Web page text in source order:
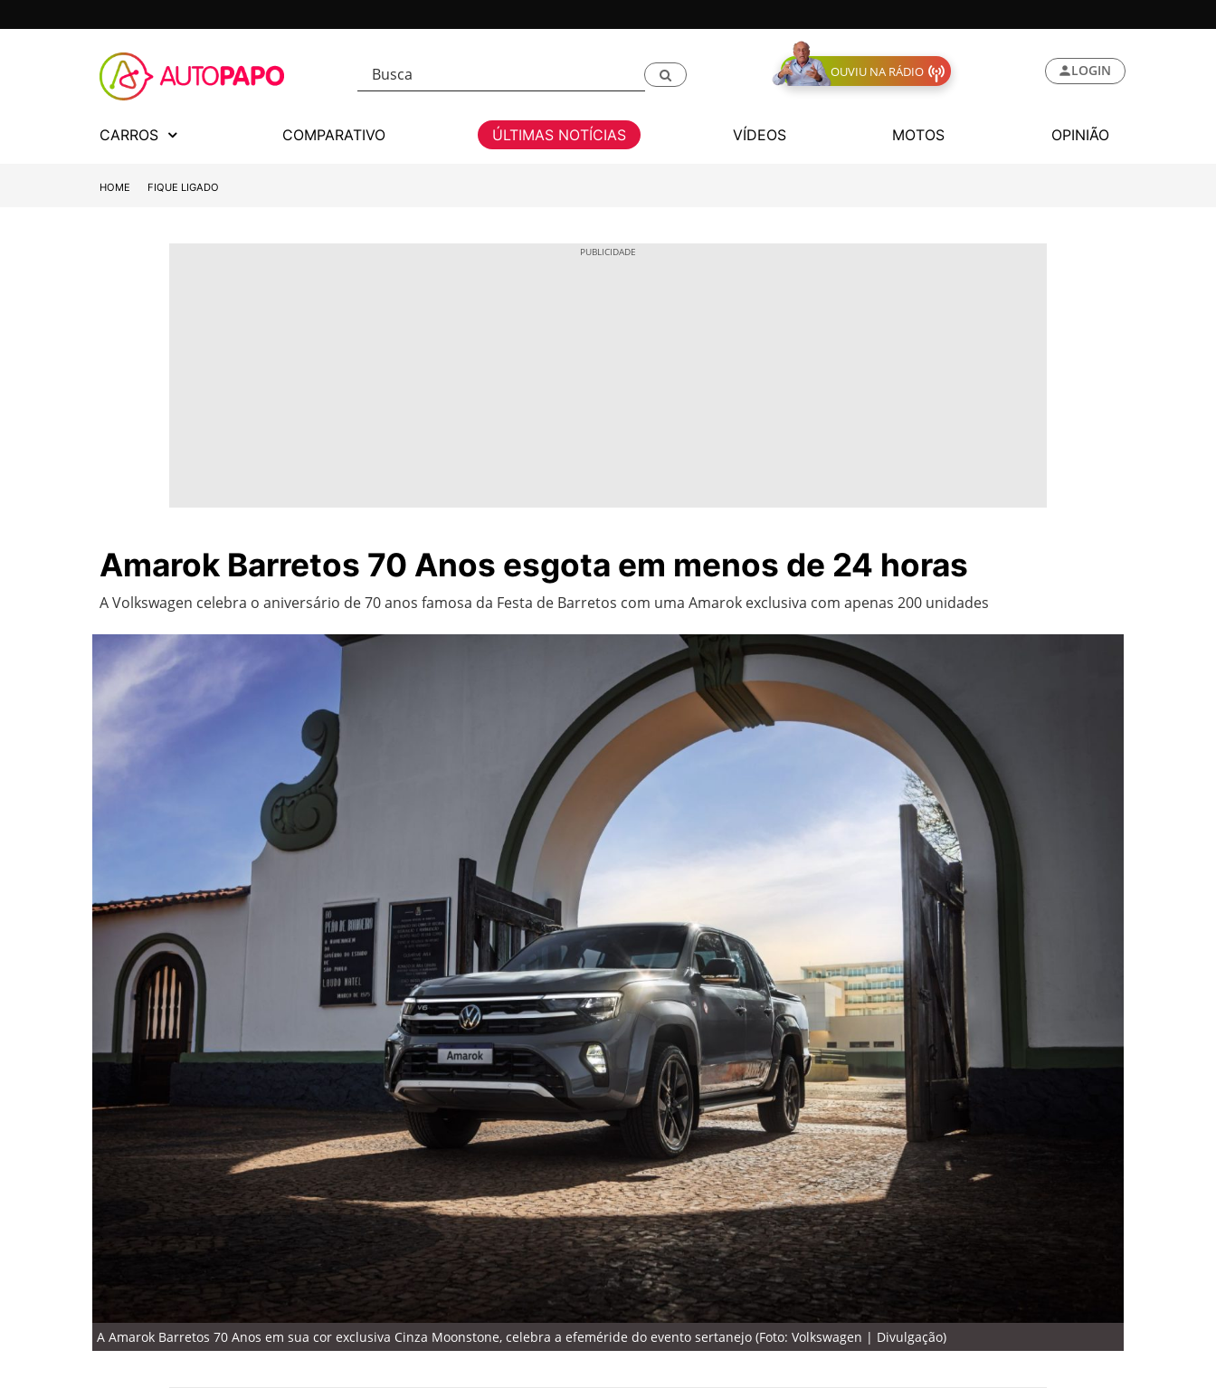
OUVIU NA RÁDIO LOGIN
CARROS COMPARATIVO ÚLTIMAS NOTÍCIAS VÍDEOS MOTOS OPINIÃO
HOME FIQUE LIGADO
Amarok Barretos 70 Anos esgota em menos de 24 horas
A Volkswagen celebra o aniversário de 70 anos famosa da Festa de Barretos com uma Amarok exclusiva com apenas 200 unidades
A Amarok Barretos 70 Anos em sua cor exclusiva Cinza Moonstone, celebra a efeméride do evento sertanejo (Foto: Volkswagen | Divulgação)